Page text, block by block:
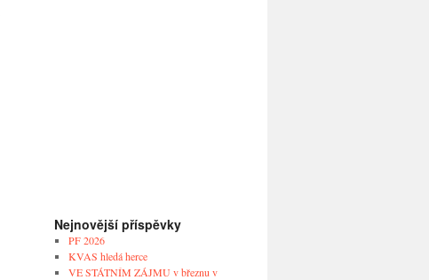
Nejnovější příspěvky
PF 2026
KVAS hledá herce
VE STÁTNÍM ZÁJMU v březnu v